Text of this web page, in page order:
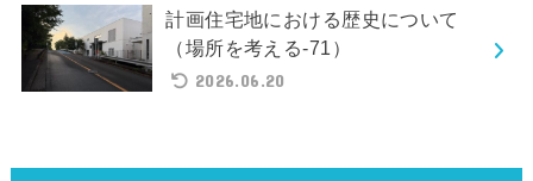
計画住宅地における歴史について
（場所を考える-71）
2026.06.20